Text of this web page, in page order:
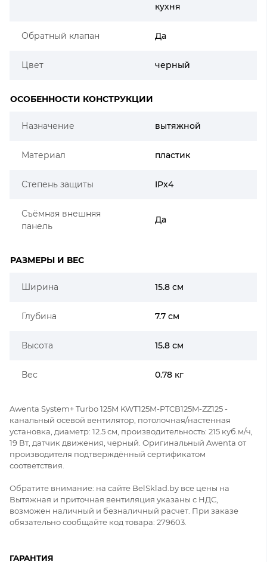
кухня
Обратный клапан Да
Цвет черный
ОСОБЕННОСТИ КОНСТРУКЦИИ
Назначение вытяжной
Материал пластик
Степень защиты IPx4
Съёмная внешняя
панель
Да
РАЗМЕРЫ И ВЕС
Ширина 15.8 см
Глубина 7.7 см
Высота 15.8 см
Вес 0.78 кг
Awenta System+ Turbo 125M KWT125M-PTCB125M-ZZ125 -
канальный осевой вентилятор, потолочная/настенная
установка, диаметр: 12.5 см, производительность: 215 куб.м/ч,
19 Вт, датчик движения, черный. Оригинальный Awenta от
производителя подтверждённый сертификатом
соответствия.
Обратите внимание: на сайте BelSklad.by все цены на
Вытяжная и приточная вентиляция указаны с НДС,
возможен наличный и безналичный расчет. При заказе
обязательно сообщайте код товара: 279603.
ГАРАНТИЯ